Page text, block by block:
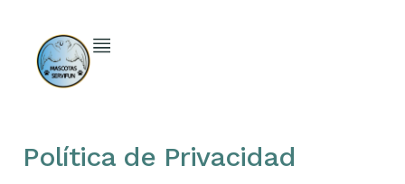
Política de Privacidad